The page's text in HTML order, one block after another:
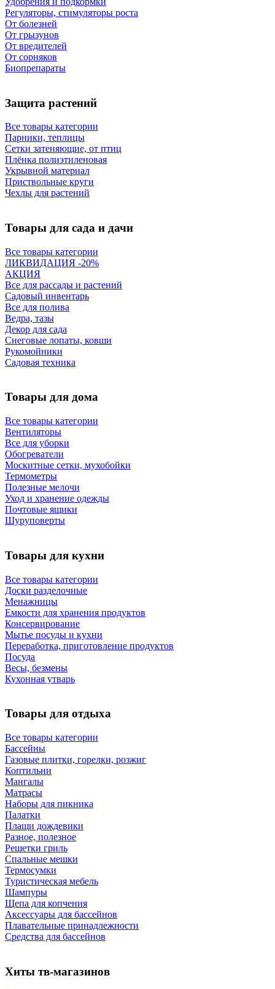
Регуляторы, стимуляторы роста
От болезней
От грызунов
От вредителей
От сорняков
Биопрепараты
Защита растений
Все товары категории
Парники, теплицы
Сетки затеняющие, от птиц
Плёнка полиэтиленовая
Укрывной материал
Приствольные круги
Чехлы для растений
Товары для сада и дачи
Все товары категории
ЛИКВИДАЦИЯ -20%
АКЦИЯ
Все для рассады и растений
Садовый инвентарь
Все для полива
Ведра, тазы
Декор для сада
Снеговые лопаты, ковши
Рукомойники
Садовая техника
Товары для дома
Все товары категории
Вентиляторы
Все для уборки
Обогреватели
Москитные сетки, мухобойки
Термометры
Полезные мелочи
Уход и хранение одежды
Почтовые ящики
Шуруповерты
Товары для кухни
Все товары категории
Доски разделочные
Менажницы
Емкости для хранения продуктов
Консервирование
Мытье посуды и кухни
Переработка, приготовление продуктов
Посуда
Весы, безмены
Кухонная утварь
Товары для отдыха
Все товары категории
Бассейны
Газовые плитки, горелки, розжиг
Коптильни
Мангалы
Матрасы
Наборы для пикника
Палатки
Плащи дождевики
Разное, полезное
Решетки гриль
Спальные мешки
Термосумки
Туристическая мебель
Шампуры
Щепа для копчения
Аксессуары для бассейнов
Плавательные принадлежности
Средства для бассейнов
Хиты тв-магазинов